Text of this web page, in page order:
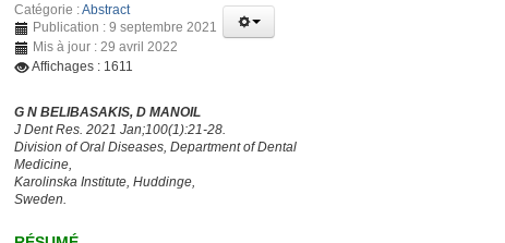
Catégorie :Abstract
Publication : 9 septembre 2021
Mis à jour : 29 avril 2022
Affichages : 1611
G N BELIBASAKIS, D MANOIL
J Dent Res. 2021 Jan;100(1):21-28.
Division of Oral Diseases, Department of Dental
Medicine,
Karolinska Institute, Huddinge,
Sweden.